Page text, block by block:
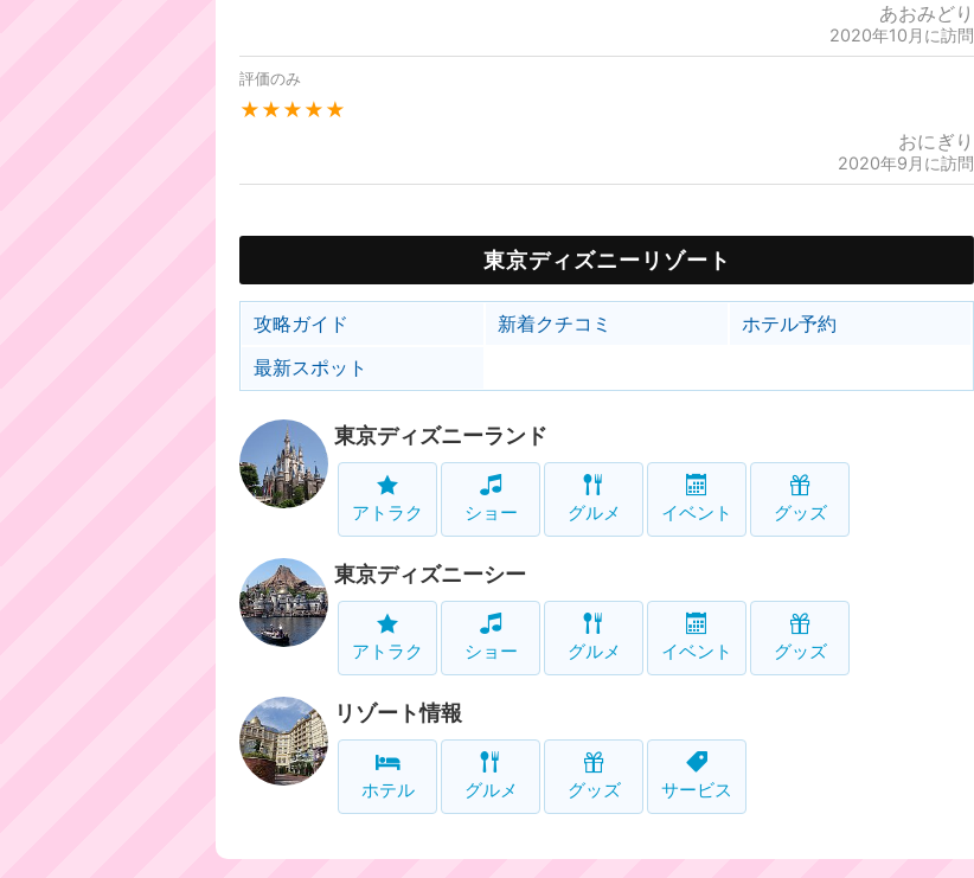
あおみどり
2020年10月に訪問
評価のみ
★★★★★
おにぎり
2020年9月に訪問
東京ディズニーリゾート
攻略ガイド 新着クチコミ
ホテル予約
最新スポット
東京ディズニーランド
アトラク ショー グルメ イベント グッズ
東京ディズニーシー
アトラク ショー グルメ イベント グッズ
リゾート情報
ホテル グルメ グッズ サービス